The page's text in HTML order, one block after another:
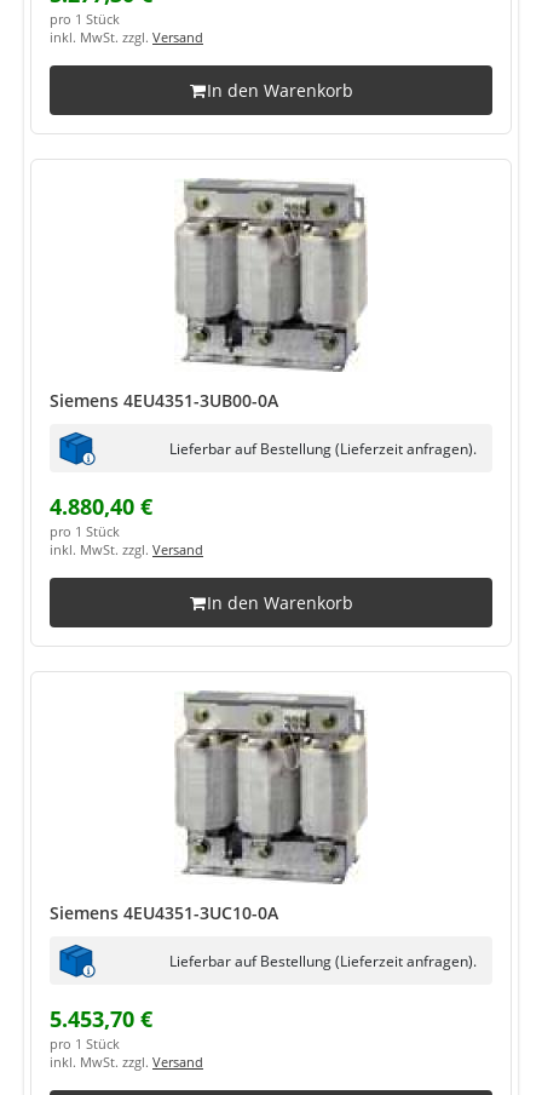
pro 1 Stück
inkl. MwSt. zzgl. Versand
In den Warenkorb
Siemens 4EU4351-3UB00-0A
Lieferbar auf Bestellung (Lieferzeit anfragen).
4.880,40 €
pro 1 Stück
inkl. MwSt. zzgl. Versand
In den Warenkorb
Siemens 4EU4351-3UC10-0A
Lieferbar auf Bestellung (Lieferzeit anfragen).
5.453,70 €
pro 1 Stück
inkl. MwSt. zzgl. Versand